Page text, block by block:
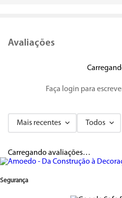
Avaliações
Faça login para
Mais recentes Todos
Carregando avaliações…
Segurança